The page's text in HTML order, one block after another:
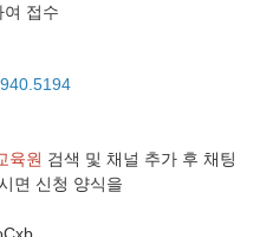
접수
육원 검색 및 채널 추가 후 채팅
면 신청 양식을